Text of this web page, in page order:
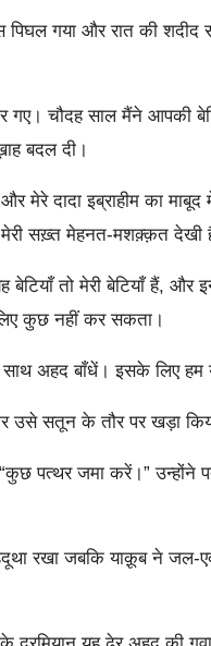
पिघल गया और रात की
गए। चौदह साल मैंने आपकी
बदल दी।
मेरे दादा इब्राहीम का
सख़्त मेहनत-मशक़्क़त
तो मेरी बेटियाँ हैं,
कुछ नहीं कर सकता।
अहद बाँधें। इसके लिए हम
उसे सतून के तौर पर खड़ा
पत्थर जमा करें।” उन्होंने
रखा जबकि याक़ूब ने जल-एद